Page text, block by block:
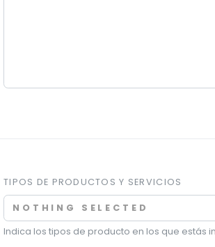
TIPOS DE PRODUCTOS Y SERVICIOS
NOTHING SELECTED
Indica los tipos de producto en los que estás